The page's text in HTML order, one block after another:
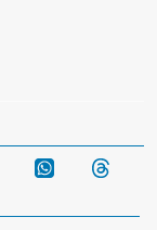
Telegram WhatsApp